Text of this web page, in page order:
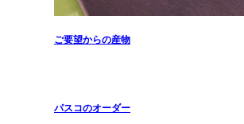
ご要望からの産物
パスコのオーダー